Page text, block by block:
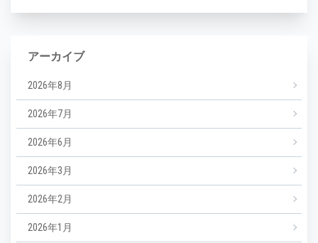
アーカイブ
2026年8月
2026年7月
2026年6月
2026年3月
2026年2月
2026年1月